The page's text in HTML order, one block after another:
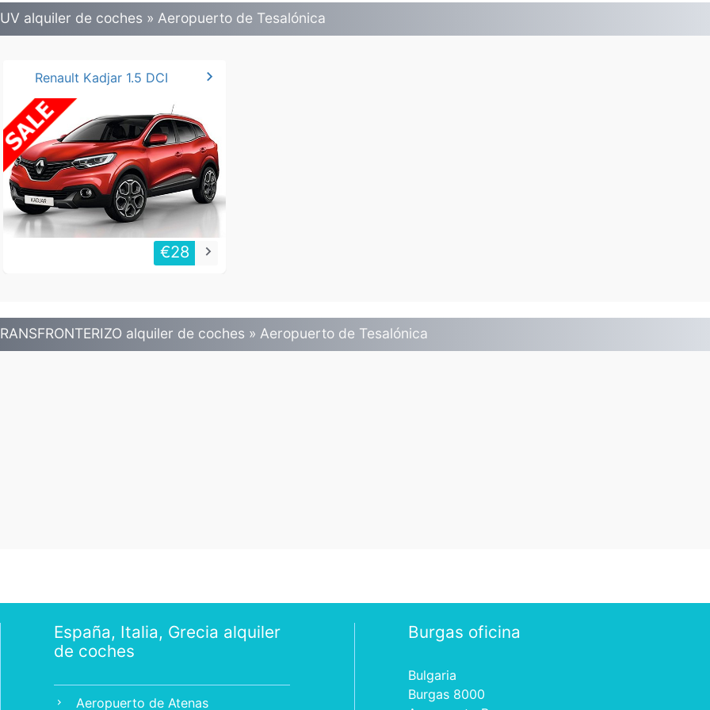
alquiler de coches » Aeropuerto de Tesalónica
Renault Kadjar 1.5 DCI chevron_right
€28 keyboard_arrow_right
alquiler de coches » Aeropuerto de Tesalónica
España, Italia, Grecia alquiler
de coches
chevron_right Aeropuerto de Atenas
Burgas oficina
Bulgaria
Burgas 8000